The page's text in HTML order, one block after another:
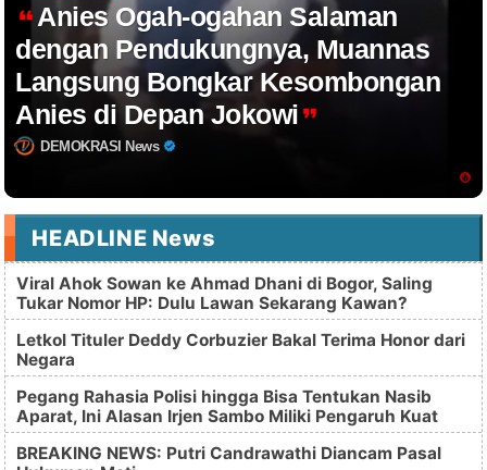
Anies Ogah-ogahan Salaman
dengan Pendukungnya, Muannas
Langsung Bongkar Kesombongan
Anies di Depan Jokowi
DEMOKRASI News
HEADLINE News
Viral Ahok Sowan ke Ahmad Dhani di Bogor, Saling
Tukar Nomor HP: Dulu Lawan Sekarang Kawan?
Letkol Tituler Deddy Corbuzier Bakal Terima Honor dari
Negara
Pegang Rahasia Polisi hingga Bisa Tentukan Nasib
Aparat, Ini Alasan Irjen Sambo Miliki Pengaruh Kuat
BREAKING NEWS: Putri Candrawathi Diancam Pasal